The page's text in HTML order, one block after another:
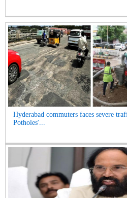
Hyderabad commuters faces severe
Potholes'...